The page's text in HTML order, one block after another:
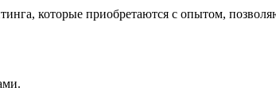
которые приобретаются с опытом,